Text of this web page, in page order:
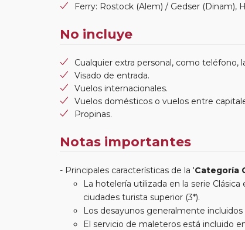
Ferry: Rostock (Alem) / Gedser (Dinam),
No incluye
Cualquier extra personal, como teléfono,
Visado de entrada.
Vuelos internacionales.
Vuelos domésticos o vuelos entre
Propinas.
Notas importantes
Principales características de la 'Categoría
La hotelería utilizada en la serie
ciudades turista superior (3*).
Los desayunos generalmente
El servicio de maleteros está incluido